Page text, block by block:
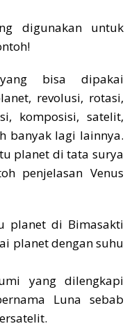
digunakan untuk
bisa dipakai
revolusi, rotasi,
komposisi, satelit,
banyak lagi lainnya.
planet di tata surya
penjelasan Venus
planet di Bimasakti
planet dengan suhu
yang dilengkapi
Luna sebab